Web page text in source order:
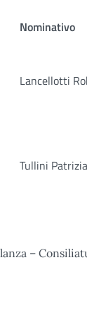
Nominativo
Lancellotti
Tullini Patrizia
–